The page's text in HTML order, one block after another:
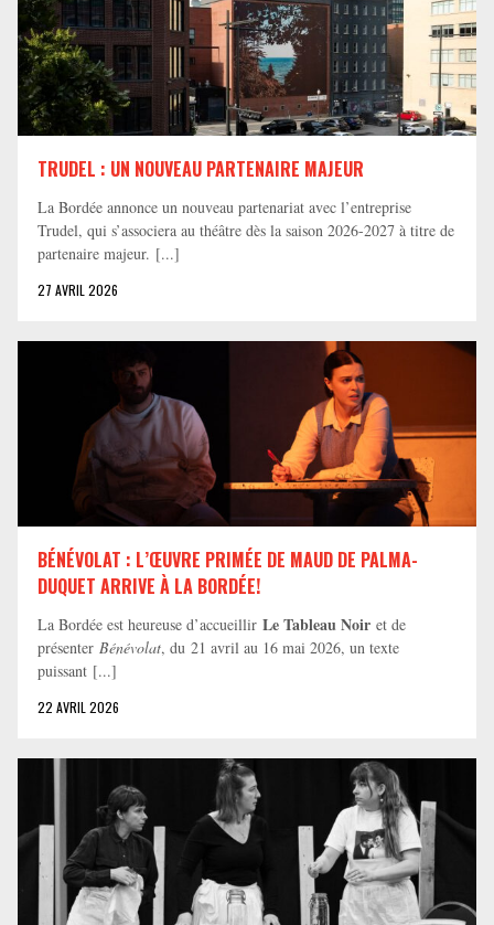
TRUDEL : UN NOUVEAU PARTENAIRE MAJEUR
La Bordée annonce un nouveau partenariat avec l’entreprise
Trudel, qui s’associera au théâtre dès la saison 2026-2027 à titre de
partenaire majeur. [...]
27 AVRIL 2026
BÉNÉVOLAT : L’ŒUVRE PRIMÉE DE MAUD DE PALMA-
DUQUET ARRIVE À LA BORDÉE!
La Bordée est heureuse d’accueillir Le Tableau Noir et de
présenter Bénévolat, du 21 avril au 16 mai 2026, un texte
puissant [...]
22 AVRIL 2026